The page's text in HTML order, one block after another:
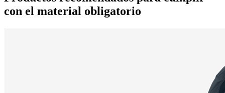
con el material obligatorio